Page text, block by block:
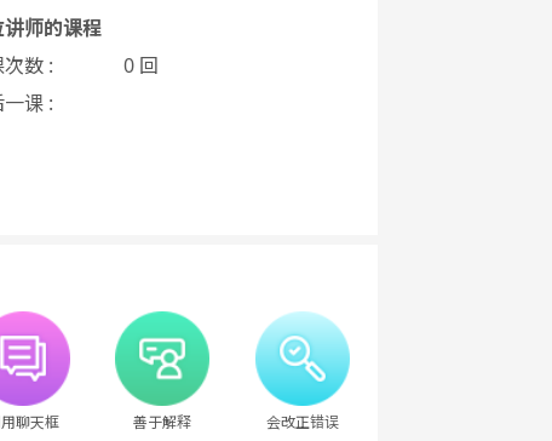
师的课程
数 :
0 回
课 :
聊天框 善于解释 会改正错误